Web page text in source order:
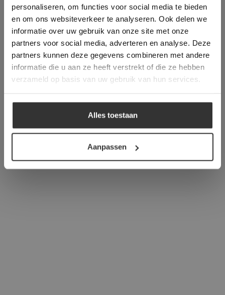
personaliseren, om functies voor social media te bieden
en om ons websiteverkeer te analyseren. Ook delen we
informatie over uw gebruik van onze site met onze
partners voor social media, adverteren en analyse. Deze
partners kunnen deze gegevens combineren met andere
informatie die u aan ze heeft verstrekt of die ze hebben
verzameld op basis van uw gebruik van hun services.
Alles toestaan
Aanpassen
Deze website gebruikt cookies om de
gebruikerservaring te verbeteren. Door
gebruik te maken van onze website geeft u
toestemming voor alle cookies in
overeenstemming met ons cookiebeleid.Lees
verder
ALLES ACCEPTEREN
ALLES AFWIJZEN
DETAILS WEERGEVEN